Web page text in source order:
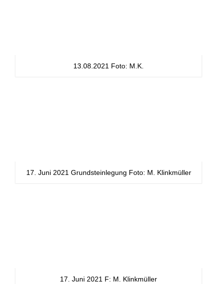
13.08.2021 Foto: M.K.
17. Juni 2021 Grundsteinlegung Foto: M. Klinkmüller
17. Juni 2021 F: M. Klinkmüller